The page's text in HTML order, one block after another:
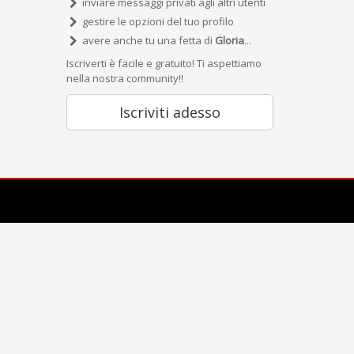
gestire le opzioni del tuo profilo
avere anche tu una fetta di Gloria...
Iscriverti è facile e gratuito! Ti aspettiamo
nella nostra community!!
Iscriviti adesso